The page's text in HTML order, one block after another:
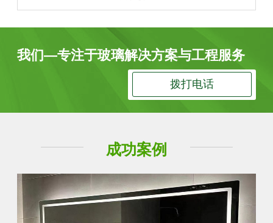
我们—专注于玻璃解决方案与工程服务
拨打电话
成功案例